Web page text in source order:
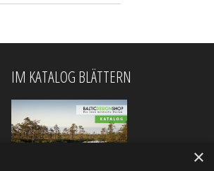
IM KATALOG BLÄTTERN
×